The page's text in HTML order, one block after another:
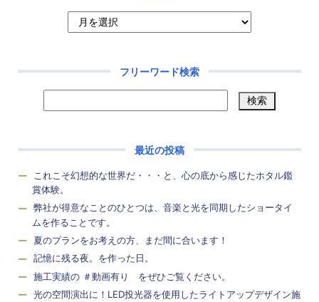
フリーワード検索
最近の投稿
これこそ幻想的な世界だ・・・と、心の底から感じたホタル鑑
賞体験。
弊社が得意なことのひとつは、音楽と光を同期したショータイ
ムを作ることです。
夏のプランをお考えの方、まだ間に合います！
記憶に残る夜。を作った日。
施工実績の ＃動画有り をぜひご覧ください。
光の空間演出に！LED投光器を使用したライトアップデザイン施